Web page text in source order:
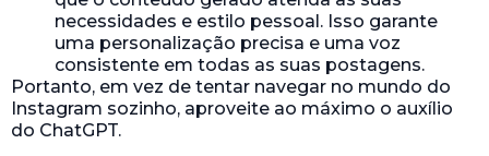
necessidades e estilo pessoal. Isso garante
uma personalização precisa e uma voz
consistente em todas as suas postagens.
Portanto, em vez de tentar navegar no mundo do
Instagram sozinho, aproveite ao máximo o auxílio
do ChatGPT.